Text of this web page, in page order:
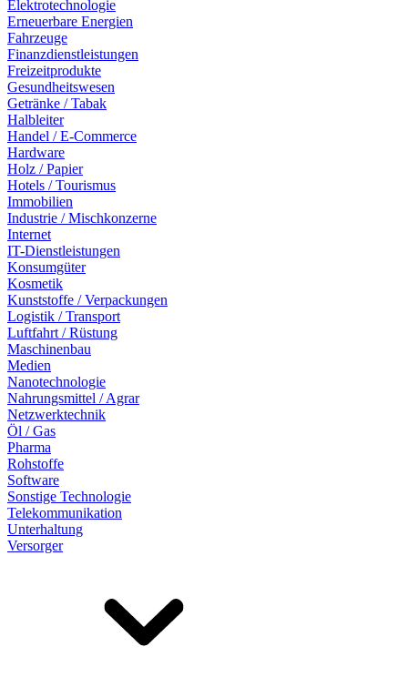
Elektrotechnologie
Erneuerbare Energien
Fahrzeuge
Finanzdienstleistungen
Freizeitprodukte
Gesundheitswesen
Getränke / Tabak
Halbleiter
Handel / E-Commerce
Hardware
Holz / Papier
Hotels / Tourismus
Immobilien
Industrie / Mischkonzerne
Internet
IT-Dienstleistungen
Konsumgüter
Kosmetik
Kunststoffe / Verpackungen
Logistik / Transport
Luftfahrt / Rüstung
Maschinenbau
Medien
Nanotechnologie
Nahrungsmittel / Agrar
Netzwerktechnik
Öl / Gas
Pharma
Rohstoffe
Software
Sonstige Technologie
Telekommunikation
Unterhaltung
Versorger